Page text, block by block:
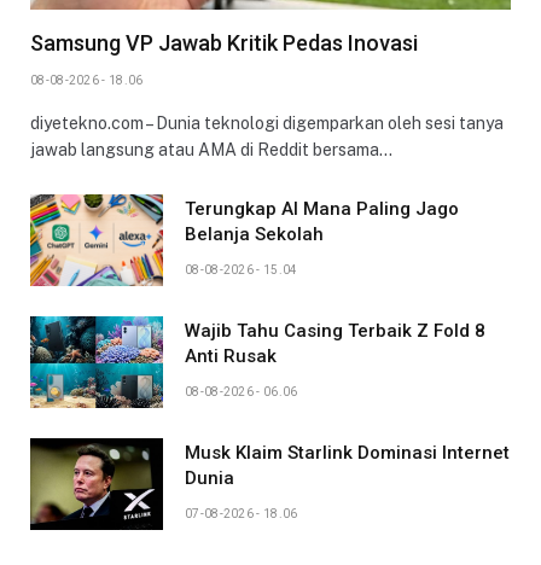
Samsung VP Jawab Kritik Pedas Inovasi
08-08-2026 - 18.06
diyetekno.com – Dunia teknologi digemparkan oleh sesi tanya
jawab langsung atau AMA di Reddit bersama…
Terungkap AI Mana Paling Jago
Belanja Sekolah
08-08-2026 - 15.04
Wajib Tahu Casing Terbaik Z Fold 8
Anti Rusak
08-08-2026 - 06.06
Musk Klaim Starlink Dominasi Internet
Dunia
07-08-2026 - 18.06